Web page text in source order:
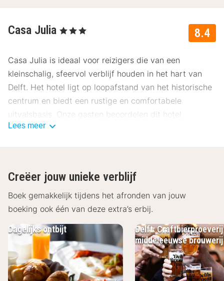
8.4
Casa Julia , 3 Sterren
Casa Julia is ideaal voor reizigers die van een
kleinschalig, sfeervol verblijf houden in het hart van
Delft. Het hotel ligt op loopafstand van het historische
centrum en biedt een rustige en comfortabele
uitvalsbasis. Onze gasten beoordelen dit hotel
gemiddeld met een 8.4.
belangrijkste bezienswaardigheden zoals de Oude
Kerk, de Nieuwe Kerk en de Delftse markt. Ook musea
zoals het Vermeer Centrum en het Museum Prinsenhof
diverse restaurants, cafés en winkels. Tijdens je verblijf
in Casa Julia kun je het historische Delft gemakkelijk te
voet ontdekken.
Lees meer
Creëer jouw unieke verblijf
Boek gemakkelijk tijdens het afronden van jouw
boeking ook één van deze extra’s erbij.
Delft:
middeleeuwse brouwerij
Dagelijks ontbijt